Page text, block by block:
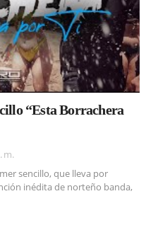
“Esta Borrachera
m.
sencillo, que lleva por
inédita de norteño banda,